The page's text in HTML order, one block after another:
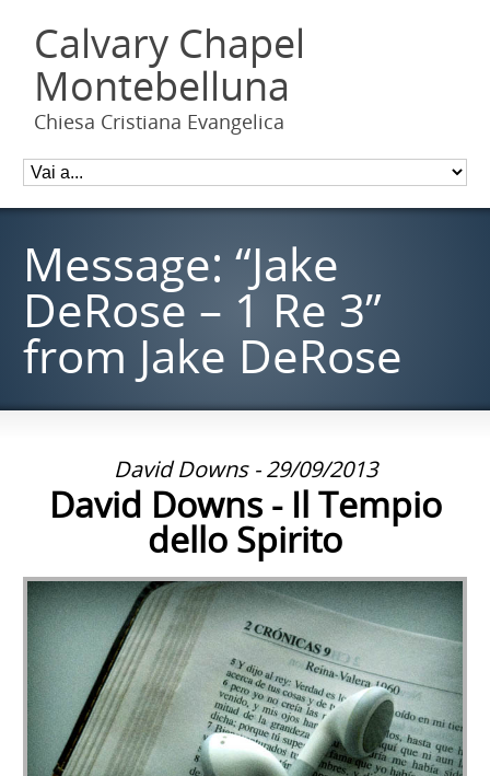
Calvary Chapel
Montebelluna
Chiesa Cristiana Evangelica
Message: “Jake
DeRose – 1 Re 3”
from Jake DeRose
David Downs - 29/09/2013
David Downs - Il Tempio
dello Spirito